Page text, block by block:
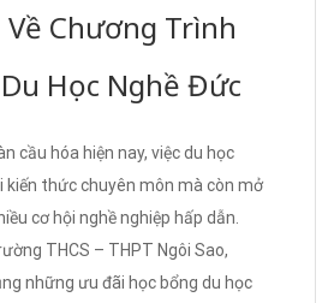
Chương Trình
Học Nghề Đức
cầu hóa hiện nay, việc du học
kiến thức chuyên môn mà còn mở
cơ hội nghề nghiệp hấp dẫn.
THCS – THPT Ngôi Sao,
những ưu đãi học bổng du học